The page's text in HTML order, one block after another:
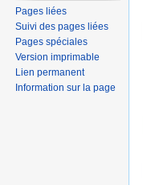
Pages liées
Suivi des pages liées
Pages spéciales
Version imprimable
Lien permanent
Information sur la page